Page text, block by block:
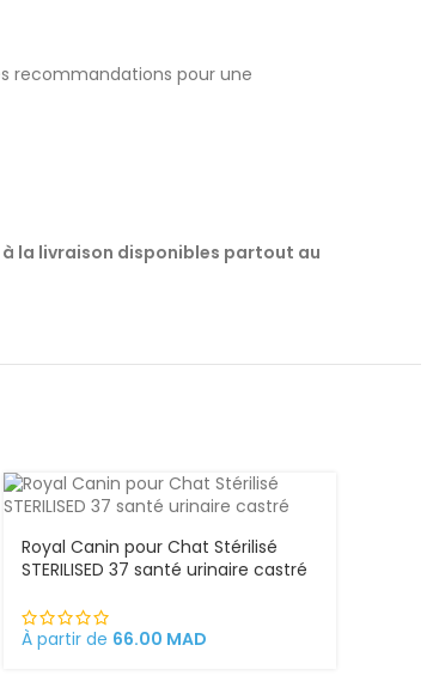
recommandations pour une
la livraison disponibles partout au
Royal Canin pour Chat Stérilisé
STERILISED 37 santé urinaire castré
À partir de 66.00 MAD